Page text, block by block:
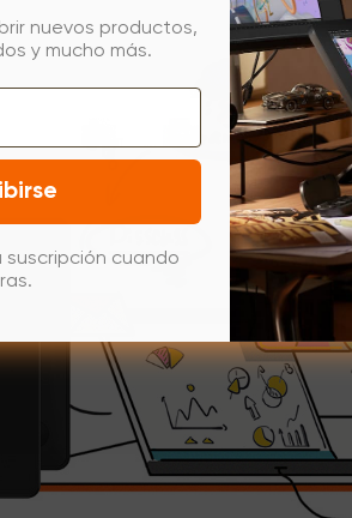
nuevos productos,
y mucho más.
suscripción cuando